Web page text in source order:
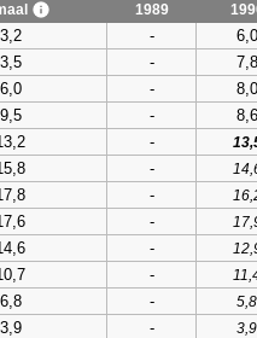
1989
3,2 - 6,0
3,5 - 7,8
6,0 - 8,0
9,5 - 8,6
-
-
-
-
-
-
6,8 -
5,8
3,9 - 3,9